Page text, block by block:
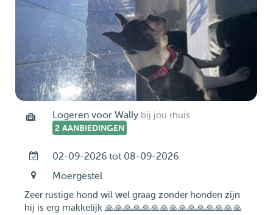
Logeren voor Wally bij jou thuis
2 AANBIEDINGEN
02-09-2026 tot 08-09-2026
Moergestel
Zeer rustige hond wil wel graag zonder honden zijn
hij is erg makkelijk 🙏🙏🙏🙏🙏🙏🙏🙏🙏🙏🙏🙏🙏🙏🙏